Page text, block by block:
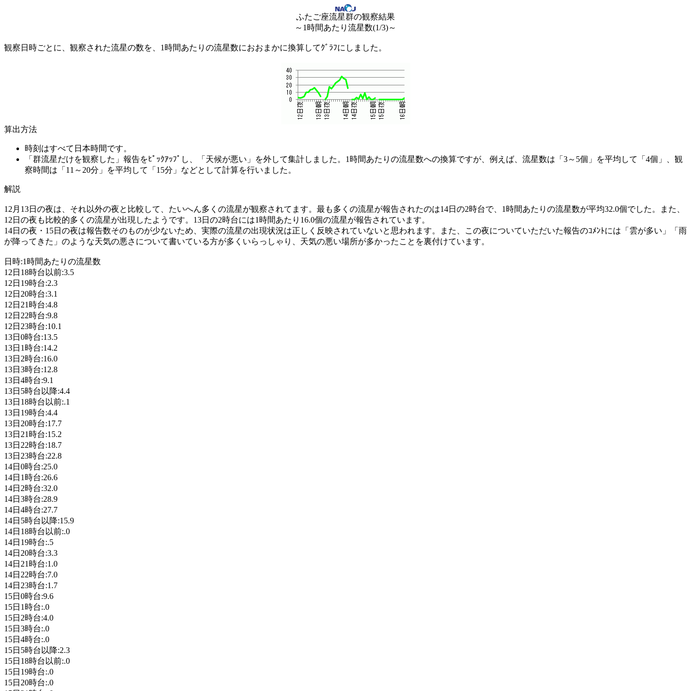
ふたご座流星群の観察結果
～1時間あたり流星数(1/3)～
観察日時ごとに、観察された流星の数を、1時間あたりの流星数におおまかに換算してｸﾞﾗﾌにしました。
算出方法
時刻はすべて日本時間です。
「群流星だけを観察した」報告をﾋﾟｯｸｱｯﾌﾟし、「天候が悪い」を外して集計しました。1時間あたりの流星数への換算ですが、例えば、流星数は「3～5個」を平均して「4個」、観
察時間は「11～20分」を平均して「15分」などとして計算を行いました。
解説
12月13日の夜は、それ以外の夜と比較して、たいへん多くの流星が観察されてます。最も多くの流星が報告されたのは14日の2時台で、1時間あたりの流星数が平均32.0個でした。また、
12日の夜も比較的多くの流星が出現したようです。13日の2時台には1時間あたり16.0個の流星が報告されています。
14日の夜・15日の夜は報告数そのものが少ないため、実際の流星の出現状況は正しく反映されていないと思われます。また、この夜についていただいた報告のｺﾒﾝﾄには「雲が多い」「雨
が降ってきた」のような天気の悪さについて書いている方が多くいらっしゃり、天気の悪い場所が多かったことを裏付けています。
日時:1時間あたりの流星数
12日18時台以前:3.5
12日19時台:2.3
12日20時台:3.1
12日21時台:4.8
12日22時台:9.8
12日23時台:10.1
13日0時台:13.5
13日1時台:14.2
13日2時台:16.0
13日3時台:12.8
13日4時台:9.1
13日5時台以降:4.4
13日18時台以前:.1
13日19時台:4.4
13日20時台:17.7
13日21時台:15.2
13日22時台:18.7
13日23時台:22.8
14日0時台:25.0
14日1時台:26.6
14日2時台:32.0
14日3時台:28.9
14日4時台:27.7
14日5時台以降:15.9
14日18時台以前:.0
14日19時台:.5
14日20時台:3.3
14日21時台:1.0
14日22時台:7.0
14日23時台:1.7
15日0時台:9.6
15日1時台:.0
15日2時台:4.0
15日3時台:.0
15日4時台:.0
15日5時台以降:2.3
15日18時台以前:.0
15日19時台:.0
15日20時台:.0